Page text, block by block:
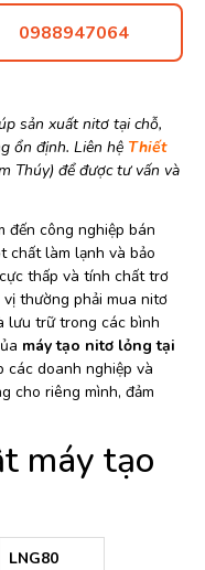
0988947064
sản xuất nitơ tại chỗ,
ổn định. Liên hệ Thiết
Thúy) để được tư vấn và
đến công nghiệp bán
chất làm lạnh và bảo
thấp và tính chất trơ
thường phải mua nitơ
lưu trữ trong các bình
máy tạo nitơ lỏng tại
các doanh nghiệp và
cho riêng mình, đảm
máy tạo
LNG80